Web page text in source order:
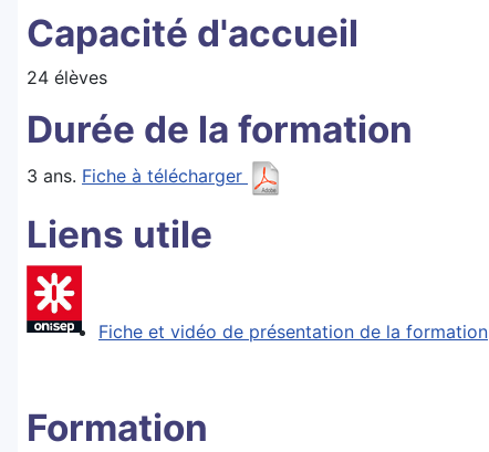
Capacité d'accueil
24 élèves
Durée de la formation
3 ans. Fiche à télécharger
Liens utile
Fiche et vidéo de présentation de la formation
Formation